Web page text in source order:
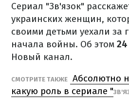
Сериал "Зв'язок"
украинских женщин,
своими детьми уехали за
начала войны. Об этом
Новый канал.
СМОТРИТЕ ТАКЖЕ
Абсолютно
какую роль в сериале "